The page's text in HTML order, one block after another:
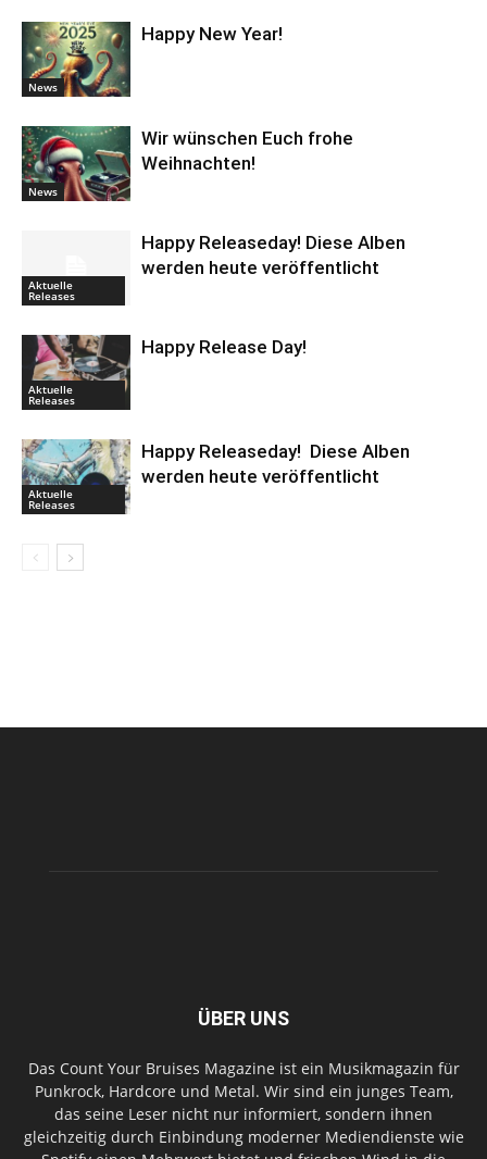
News
Happy New Year!
News
Wir wünschen Euch frohe
Weihnachten!
Aktuelle
Releases
Happy Releaseday! Diese Alben
werden heute veröffentlicht
Aktuelle
Releases
Happy Release Day!
Aktuelle
Releases
Happy Releaseday! Diese Alben
werden heute veröffentlicht
ÜBER UNS
Das Count Your Bruises Magazine ist ein Musikmagazin für
Punkrock, Hardcore und Metal. Wir sind ein junges Team,
das seine Leser nicht nur informiert, sondern ihnen
gleichzeitig durch Einbindung moderner Mediendienste wie